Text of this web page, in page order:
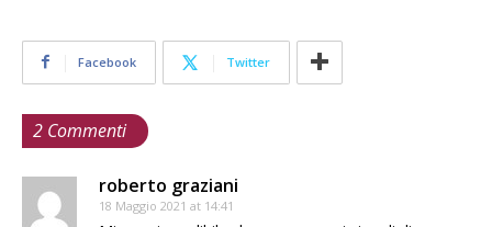
Facebook Twitter
2 Commenti
roberto graziani
18 Maggio 2021 at 14:41